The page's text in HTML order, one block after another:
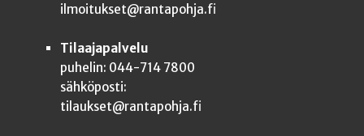
ilmoitukset@rantapohja.fi
Tilaajapalvelu
puhelin: 044-714 7800
sähköposti:
tilaukset@rantapohja.fi